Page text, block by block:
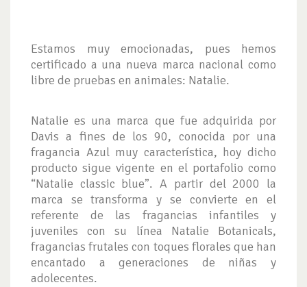
Estamos muy emocionadas, pues hemos
certificado a una nueva marca nacional como
libre de pruebas en animales: Natalie.
Natalie es una marca que fue adquirida por
Davis a fines de los 90, conocida por una
fragancia Azul muy característica, hoy dicho
producto sigue vigente en el portafolio como
“Natalie classic blue”. A partir del 2000 la
marca se transforma y se convierte en el
referente de las fragancias infantiles y
juveniles con su línea Natalie Botanicals,
fragancias frutales con toques florales que han
encantado a generaciones de niñas y
adolecentes.